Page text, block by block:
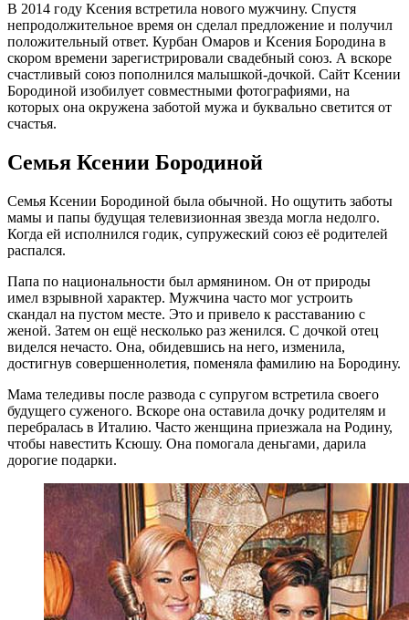
В 2014 году Ксения встретила нового мужчину. Спустя
непродолжительное время он сделал предложение и получил
положительный ответ. Курбан Омаров и Ксения Бородина в
скором времени зарегистрировали свадебный союз. А вскоре
счастливый союз пополнился малышкой-дочкой. Сайт Ксении
Бородиной изобилует совместными фотографиями, на
которых она окружена заботой мужа и буквально светится от
счастья.
Семья Ксении Бородиной
Семья Ксении Бородиной была обычной. Но ощутить заботы
мамы и папы будущая телевизионная звезда могла недолго.
Когда ей исполнился годик, супружеский союз её родителей
распался.
Папа по национальности был армянином. Он от природы
имел взрывной характер. Мужчина часто мог устроить
скандал на пустом месте. Это и привело к расставанию с
женой. Затем он ещё несколько раз женился. С дочкой отец
виделся нечасто. Она, обидевшись на него, изменила,
достигнув совершеннолетия, поменяла фамилию на Бородину.
Мама теледивы после развода с супругом встретила своего
будущего суженого. Вскоре она оставила дочку родителям и
перебралась в Италию. Часто женщина приезжала на Родину,
чтобы навестить Ксюшу. Она помогала деньгами, дарила
дорогие подарки.